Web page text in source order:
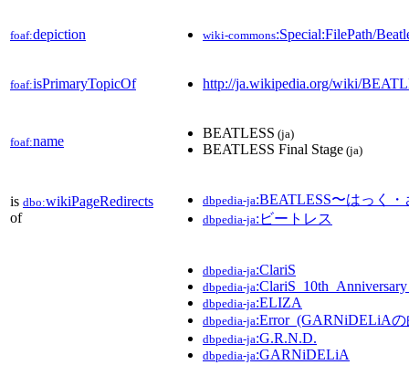
foaf:depiction wiki-commons:Special:FilePath/
foaf:isPrimaryTopicOf http://ja.wikipedia.org/wiki/
foaf:name
BEATLESS (ja)
BEATLESS Final Stage (ja)
is dbo:wikiPageRedirects
of
dbpedia-ja:BEATLESS〜はっく
dbpedia-ja:ビートレス
dbpedia-ja:ClariS
dbpedia-ja
dbpedia-ja:ELIZA
dbpedia-ja:Error_(GARNiDELiAの
dbpedia-ja:G.R.N.D.
dbpedia-ja:GARNiDELiA